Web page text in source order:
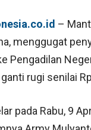
–
menggugat
Pengadilan
rugi senilai
pada Rabu, 9